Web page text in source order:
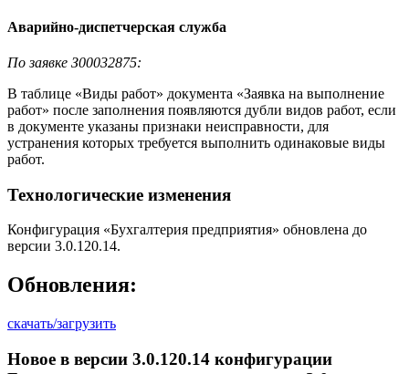
Аварийно-диспетчерская служба
По заявке З00032875:
В таблице «Виды работ» документа «Заявка на выполнение
работ» после заполнения появляются дубли видов работ, если
в документе указаны признаки неисправности, для
устранения которых требуется выполнить одинаковые виды
работ.
Технологические изменения
Конфигурация «Бухгалтерия предприятия» обновлена до
версии 3.0.120.14.
Обновления:
скачать/загрузить
Новое в версии 3.0.120.14 конфигурации